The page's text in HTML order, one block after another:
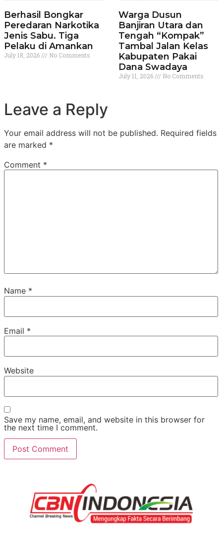
Berhasil Bongkar
Peredaran Narkotika
Jenis Sabu. Tiga
Pelaku di Amankan
July 18, 2026 No Comments
Warga Dusun
Banjiran Utara dan
Tengah “Kompak”
Tambal Jalan Kelas
Kabupaten Pakai
Dana Swadaya
July 11, 2026 No Comments
Leave a Reply
Your email address will not be published. Required fields
are marked *
Comment *
Name *
Email *
Website
Save my name, email, and website in this browser for
the next time I comment.